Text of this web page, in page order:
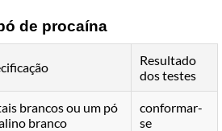
de procaína
Resultado
dos testes
brancos ou um pó
branco
conformar-
se